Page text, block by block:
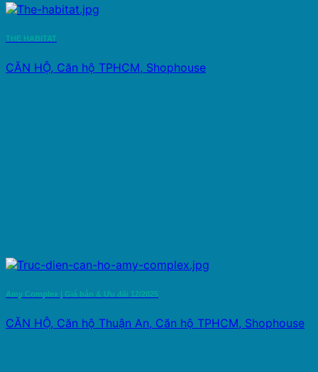
THE HABITAT
CĂN HỘ, Căn hộ TPHCM, Shophouse
Amy Complex | Giá bán & Ưu đãi 12/2025
CĂN HỘ, Căn hộ Thuận An, Căn hộ TPHCM, Shophouse